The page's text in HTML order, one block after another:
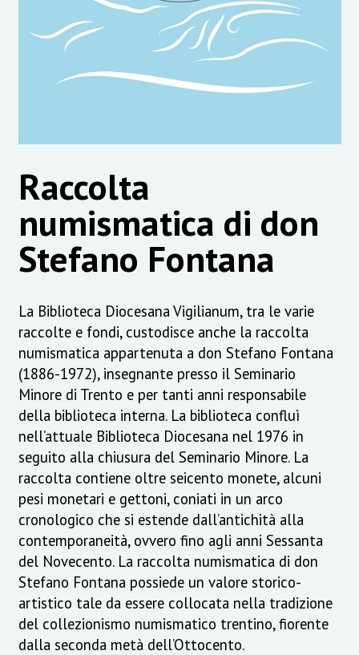
Raccolta
numismatica di don
Stefano Fontana
La Biblioteca Diocesana Vigilianum, tra le varie
raccolte e fondi, custodisce anche la raccolta
numismatica appartenuta a don Stefano Fontana
(1886-1972), insegnante presso il Seminario
Minore di Trento e per tanti anni responsabile
della biblioteca interna. La biblioteca confluì
nell’attuale Biblioteca Diocesana nel 1976 in
seguito alla chiusura del Seminario Minore. La
raccolta contiene oltre seicento monete, alcuni
pesi monetari e gettoni, coniati in un arco
cronologico che si estende dall’antichità alla
contemporaneità, ovvero fino agli anni Sessanta
del Novecento. La raccolta numismatica di don
Stefano Fontana possiede un valore storico-
artistico tale da essere collocata nella tradizione
del collezionismo numismatico trentino, fiorente
dalla seconda metà dell’Ottocento.